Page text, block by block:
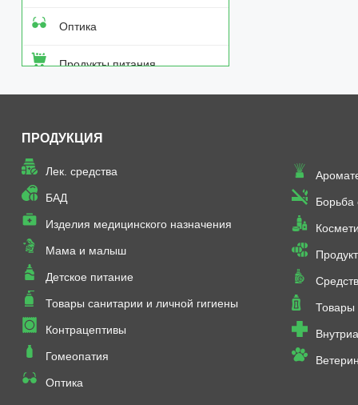
Оптика
Продукты питания
Товары неаптечного
гигиены
ПРОДУКЦИЯ
Лек. средства
БАД
Изделия медицинского назначения
Мама и малыш
Детское питание
Товары санитарии и личной гигиены
Контрацептивы
Гомеопатия
Оптика
Борьба
Товары